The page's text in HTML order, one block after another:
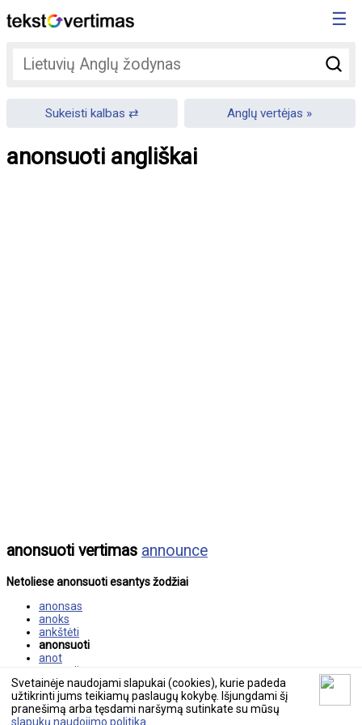
Svetainėje naudojami slapukai (cookies), kurie padeda
užtikrinti jums teikiamų paslaugų kokybę. Išjungdami šį
pranešimą arba tęsdami naršymą sutinkate su mūsų
slapukų naudojimo politika
☰
Sukeisti kalbas Anglų vertėjas
anonsuoti angliškai
anonsuoti vertimas announce
Netoliese anonsuoti esantys žodžiai
anonsas
anoks
ankštėti
anonsuoti
anot
anotacija
ansamblis
© 2026 tekstovertimas.lt